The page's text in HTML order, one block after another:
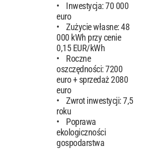
Inwestycja: 70 000
euro
Zużycie własne: 48
000 kWh przy cenie
0,15 EUR/kWh
Roczne
oszczędności: 7200
euro + sprzedaż 2080
euro
Zwrot inwestycji: 7,5
roku
Poprawa
ekologiczności
gospodarstwa